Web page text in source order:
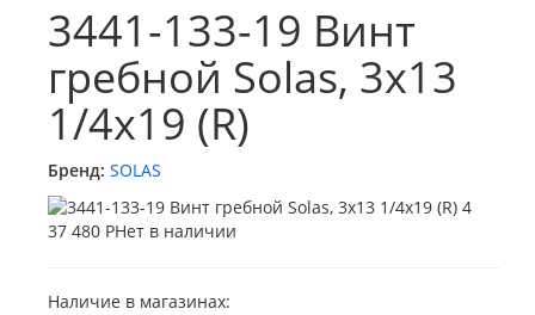
3441-133-19 Винт
гребной Solas, 3x13
1/4x19 (R)
Бренд: SOLAS
37 480 РНет в наличии
Наличие в магазинах: